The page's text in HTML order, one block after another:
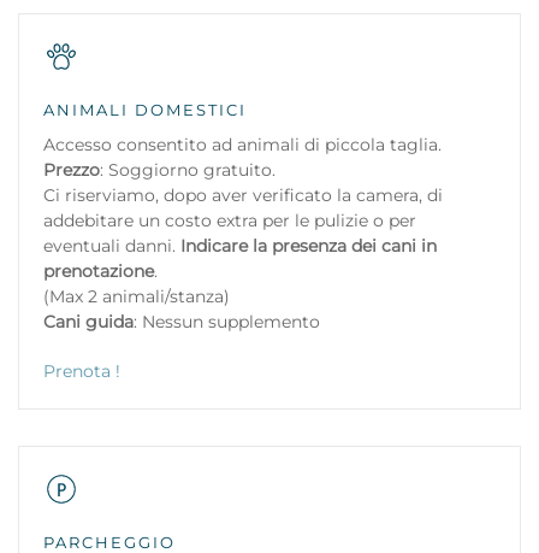
ANIMALI DOMESTICI
Accesso consentito ad animali di piccola taglia.
Prezzo: Soggiorno gratuito.
Ci riserviamo, dopo aver verificato la camera, di
addebitare un costo extra per le pulizie o per
eventuali danni. Indicare la presenza dei cani in
prenotazione.
(Max 2 animali/stanza)
Cani guida: Nessun supplemento
Prenota !
PARCHEGGIO